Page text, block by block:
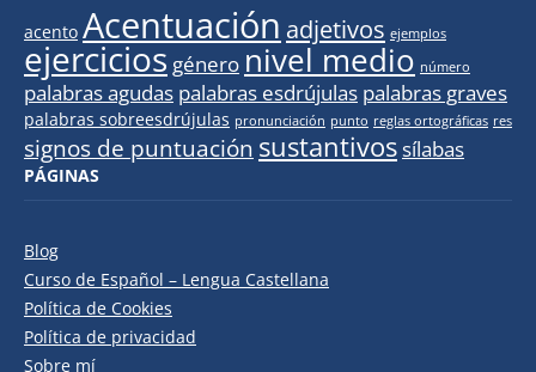
acento Acentuación adjetivos ejemplos
ejercicios género nivel medio número
palabras agudas palabras esdrújulas palabras graves
palabras sobreesdrújulas pronunciación punto reglas ortográficas res
signos de puntuación sustantivossílabas
PÁGINAS
Blog
Curso de Español – Lengua Castellana
Política de Cookies
Política de privacidad
Sobre mí